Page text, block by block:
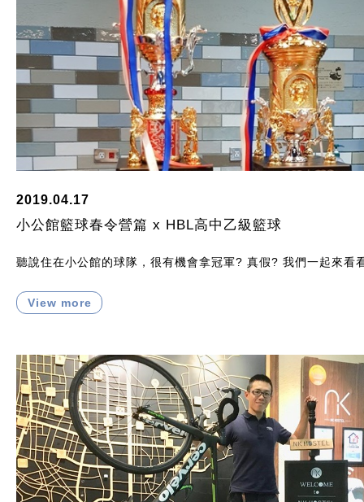
2019.04.17
小公館籃球春令營篇 x HBL高中乙級籃球
聽說住在小公館的球隊，很有機會拿冠軍? 真假? 我們一起來看
View more